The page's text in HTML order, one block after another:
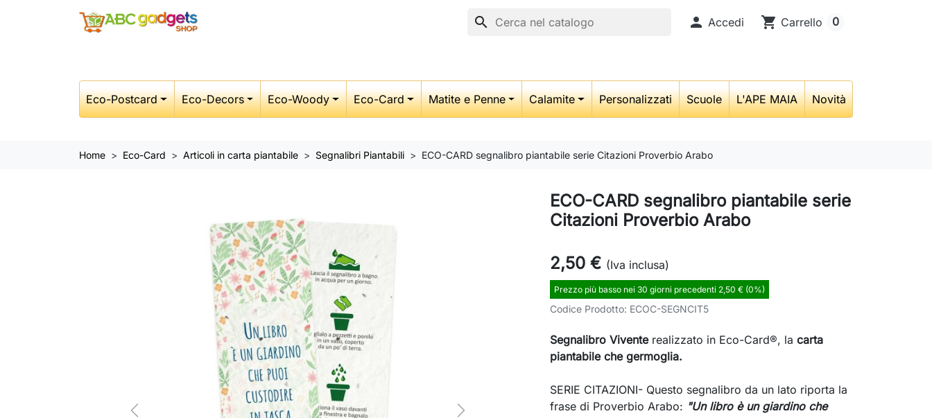
search  Accedi shopping_cart Carrello 0
Eco-Postcard Eco-Decors Eco-Woody Eco-Card Matite e Penne Calamite Personalizzati Scuole L'APE MAIA Novità
Home Eco-Card Articoli in carta piantabile Segnalibri Piantabili ECO-CARD segnalibro piantabile serie Citazioni Proverbio Arabo
ECO-CARD segnalibro piantabile serie
Citazioni Proverbio Arabo
2,50 € (Iva inclusa)
Prezzo più basso nei 30 giorni precedenti 2,50 € (0%)
Codice Prodotto: ECOC-SEGNCIT5
Segnalibro Viventerealizzato in Eco-Card®, la carta
piantabile che germoglia.
SERIE CITAZIONI- Questo segnalibro da un lato riporta la
frase di Proverbio Arabo: "Un libro è un giardino che